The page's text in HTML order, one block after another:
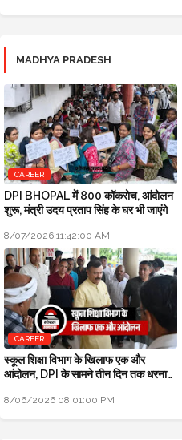
MADHYA PRADESH
CAREER
DPI BHOPAL में 800 कॉकरोच, आंदोलन
शुरू, मंत्री उदय प्रताप सिंह के घर भी जाएंगे
8/07/2026 11:42:00 AM
CAREER
स्कूल शिक्षा विभाग के खिलाफ एक और
आंदोलन, DPI के सामने तीन दिन तक धरना
8/06/2026 08:01:00 PM